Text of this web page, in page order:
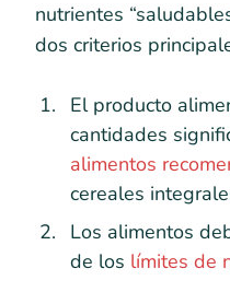
nutrientes
dos criterios
El producto
cantidades
alimentos
cereales
Los alimentos
de los límites de